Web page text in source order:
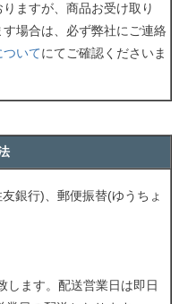
ますが、商品お受け取り
場合は、必ず弊社にご連絡
ついてにてご確認くださいま
銀行)、郵便振替(ゆうちょ
ます。配送営業日は即日